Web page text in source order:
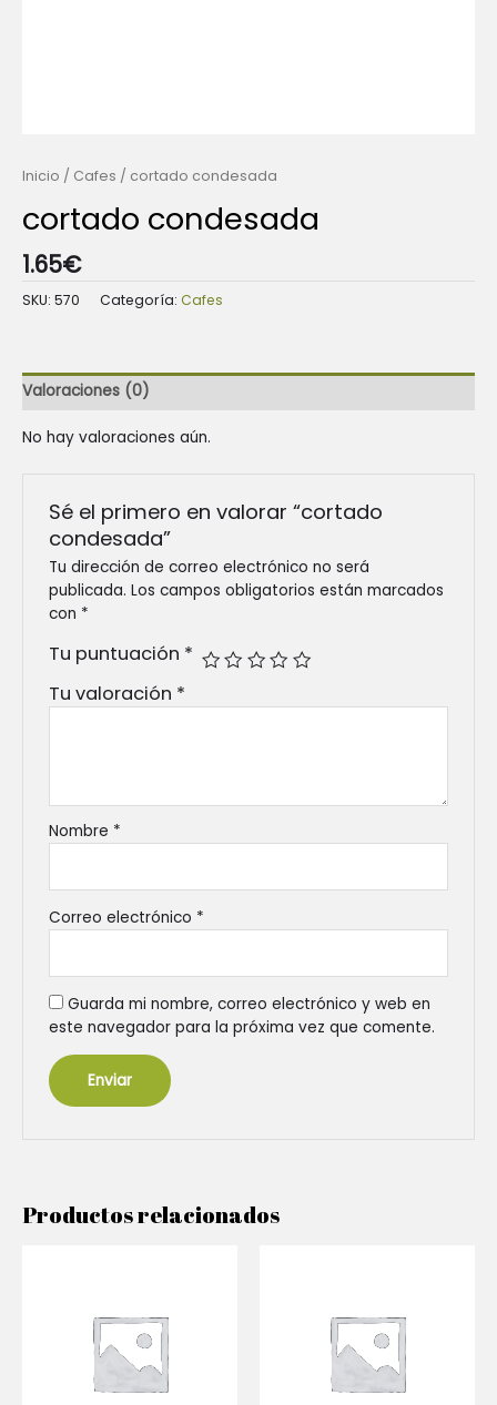
Inicio / Cafes / cortado condesada
cortado condesada
1.65€
SKU: 570 Categoría: Cafes
Valoraciones (0)
No hay valoraciones aún.
Sé el primero en valorar “cortado
condesada”
Tu dirección de correo electrónico no será
publicada. Los campos obligatorios están marcados
con *
Tu puntuación *
Tu valoración *
Nombre *
Correo electrónico *
Guarda mi nombre, correo electrónico y web en
este navegador para la próxima vez que comente.
Productos relacionados